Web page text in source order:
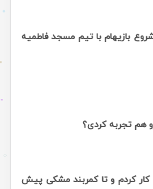
بازیهام با تیم مسجد فاطمیه
هم تجربه کردی؟
8 سال کاراته کار کردم و تا کمربند مشکی پیش